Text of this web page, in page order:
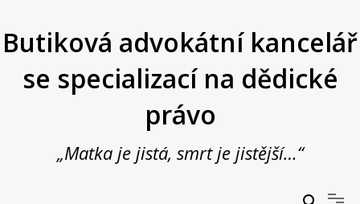
obsah
Butiková advokátní kancelář
se specializací na dědické
právo
„Matka je jistá, smrt je jistější…“